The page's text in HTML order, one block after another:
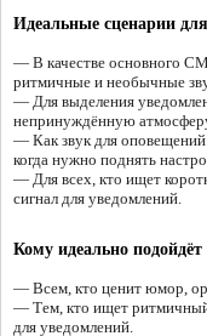
Идеальные сценарии
— В качестве основного
ритмичные и необычные
— Для выделения
непринуждённую
— Как звук для
когда нужно поднять
— Для всех, кто ищет
сигнал для уведомлений.
Кому идеально подойдёт
— Всем, кто ценит юмор,
— Тем, кто ищет
для уведомлений.